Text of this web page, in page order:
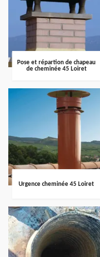
Pose et répartion de chapeau
de cheminée 45 Loiret
Urgence cheminée 45 Loiret